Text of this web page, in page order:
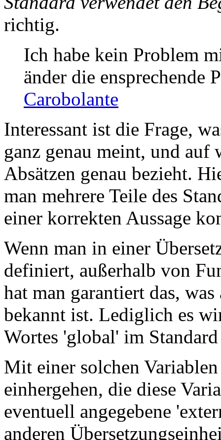
richtig.
Ich habe kein Problem
änder die ensprechende
Carobolante
Interessant ist die Frage,
ganz genau meint, und auf
Absätzen genau bezieht.
man mehrere Teile des
einer korrekten Aussage
Wenn man in einer
definiert, außerhalb von
hat man garantiert das,
bekannt ist. Lediglich es
Wortes 'global' im
Mit einer solchen
einhergehen, die diese
eventuell angegebene
anderen